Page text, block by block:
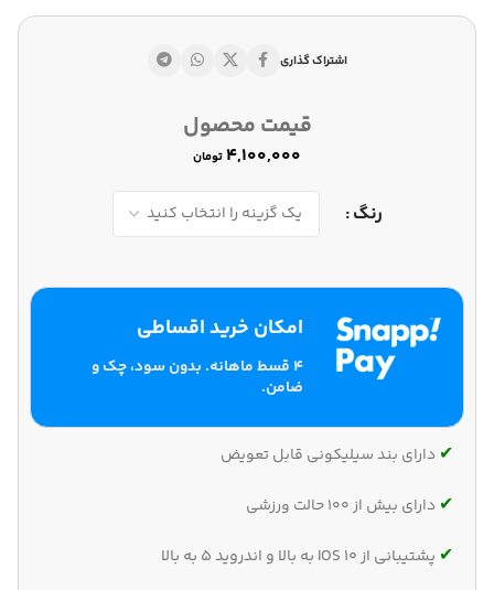
اشتراک گذاری
قیمت محصول
تومان
رنگ
امکان خرید اقساطی
۴ قسط ماهانه. بدون سود، چک و
ضامن.
✔‌ دارای بند سیلیکونی قابل تعویض
✔‌ دارای بیش از 100 حالت ورزشی
✔‌ پشتیبانی از IOS 10 به بالا و اندروید 5 به بالا